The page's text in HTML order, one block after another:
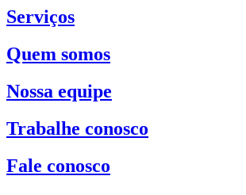
Serviços
Quem somos
Nossa equipe
Trabalhe conosco
Fale conosco